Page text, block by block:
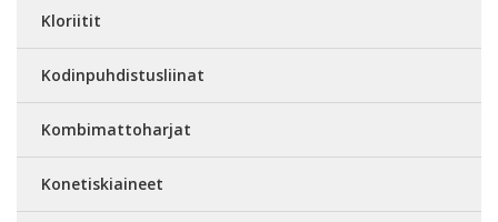
Kloriitit
Kodinpuhdistusliinat
Kombimattoharjat
Konetiskiaineet